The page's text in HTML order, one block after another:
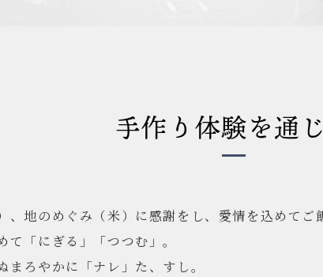
手作り体験を通
地のめぐみ（米）に感謝をし、愛情を込めてご
「にぎる」「つつむ」。
ろやかに「ナレ」た、すし。